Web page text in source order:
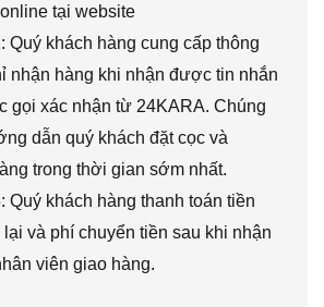
tại website
Quý khách hàng cung cấp thông
nhận hàng khi nhận được tin nhắn
gọi xác nhận từ 24KARA. Chúng
dẫn quý khách đặt cọc và
trong thời gian sớm nhất.
Quý khách hàng thanh toán tiền
lại và phí chuyển tiền sau khi nhận
viên giao hàng.